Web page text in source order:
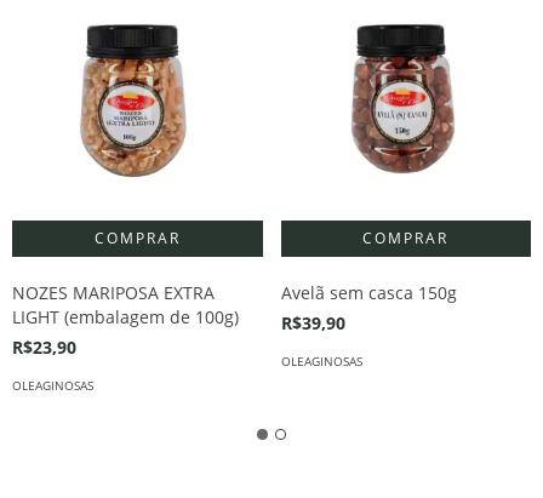
NOZES MARIPOSA EXTRA
LIGHT (embalagem de 100g)
R$23,90
OLEAGINOSAS
Avelã sem casca 150g
R$39,90
OLEAGINOSAS